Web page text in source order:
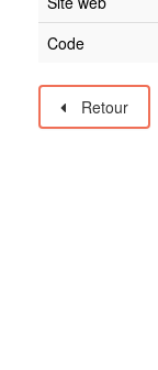
Code
Retour